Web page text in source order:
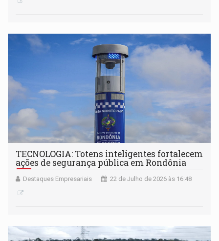
TECNOLOGIA: Totens inteligentes fortalecem
ações de segurança pública em Rondônia
Destaques Empresariais 22 de Julho de 2026 às 16:48